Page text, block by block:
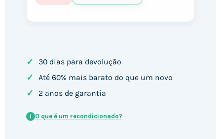
✓ 30 dias para devolução
✓ Até 60% mais barato do que um novo
✓ 2 anos de garantia
i O que é um recondicionado?